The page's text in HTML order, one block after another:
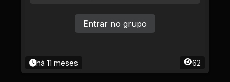
há 11 meses 62
Entrar no grupo